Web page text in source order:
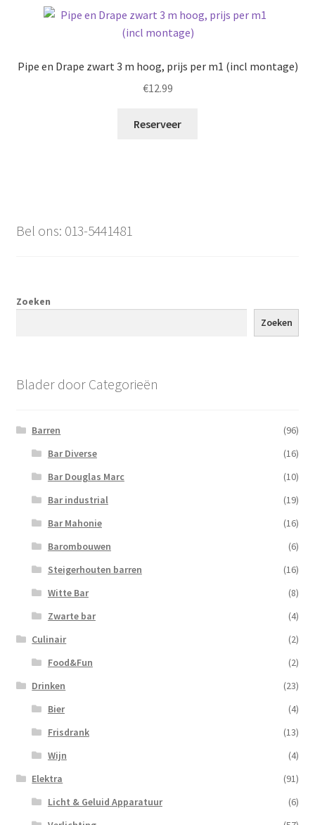
Pipe en Drape zwart 3 m hoog, prijs per m1 (incl montage)
€12.99
Reserveer
Bel ons: 013-5441481
Zoeken
Zoeken
Blader door Categorieën
Barren
(96)
Bar Diverse
(16)
Bar Douglas Marc
(10)
Bar industrial
(19)
Bar Mahonie
(16)
Barombouwen
(6)
Steigerhouten barren
(16)
Witte Bar
(8)
Zwarte bar
(4)
Culinair
(2)
Food&Fun
(2)
Drinken
(23)
Bier
(4)
Frisdrank
(13)
Wijn
(4)
Elektra
(91)
Licht & Geluid Apparatuur
(6)